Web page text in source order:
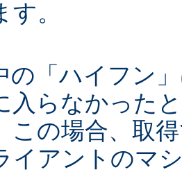
。
の「ハイフン
入らなかった
この場合、取
イアントのマ